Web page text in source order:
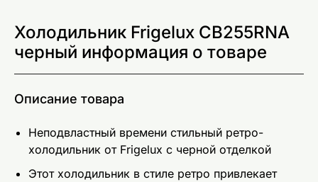
Холодильник Frigelux CB255RNA
черный информация о товаре
Описание товара
Неподвластный времени стильный ретро-
холодильник от Frigelux с черной отделкой
Этот холодильник в стиле ретро привлекает